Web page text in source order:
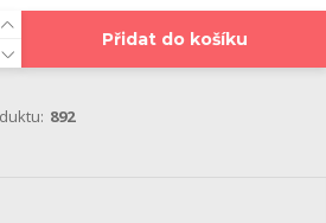
Přidat do košíku
892